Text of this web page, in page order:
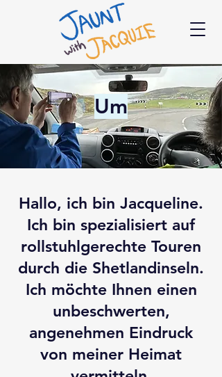
Um
Hallo, ich bin Jacqueline.
Ich bin spezialisiert auf
rollstuhlgerechte Touren
durch die Shetlandinseln.
Ich möchte Ihnen einen
unbeschwerten,
angenehmen Eindruck
von meiner Heimat